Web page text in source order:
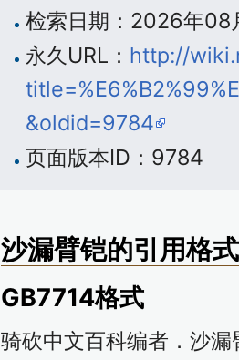
检索日期：2026年08
永久URL： http://
&oldid=9784
页面版本ID：9784
沙漏臂铠的引用格式
GB7714格式
骑砍中文百科编者．沙